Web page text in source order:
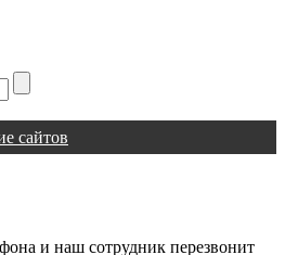
сайтов
и наш сотрудник перезвонит